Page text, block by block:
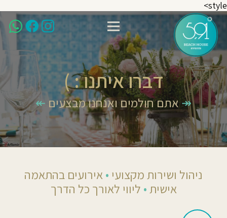
style>
דברו איתנו : )
↠אתם חולמים ואנחנו מבצעים ↞
ניהול ושירות מקצועי •אירועים בהתאמה
אישית• ליווי לאורך כל הדרך